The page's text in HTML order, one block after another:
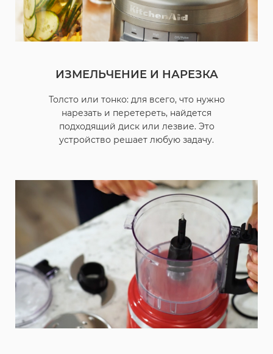
ИЗМЕЛЬЧЕНИЕ И НАРЕЗКА
Толсто или тонко: для всего, что нужно
нарезать и перетереть, найдется
подходящий диск или лезвие. Это
устройство решает любую задачу.